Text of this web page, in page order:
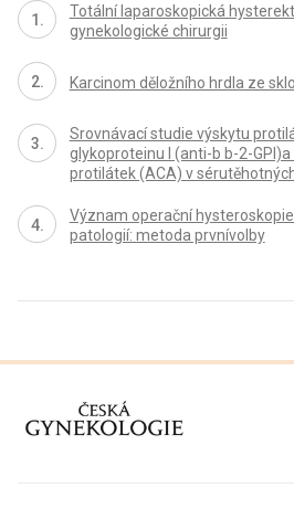
Totální laparoskopická
gynekologické chirurgii
Karcinom děložního hrdla ze
Srovnávací studie výskytu
glykoproteinu I (anti-b b-2-
protilátek (ACA) v
Význam operační
patologií: metoda prvnívolby
proLékaře.cz